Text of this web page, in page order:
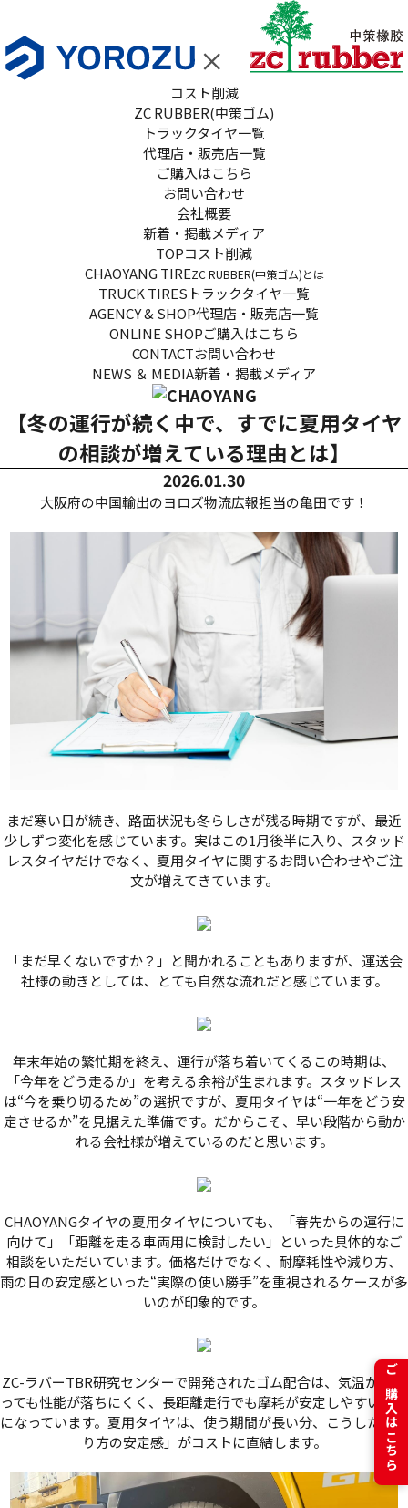
コスト削減
ZC RUBBER(中策ゴム)
トラックタイヤ一覧
代理店・販売店一覧
ご購入はこちら
お問い合わせ
会社概要
新着・掲載メディア
TOPコスト削減
CHAOYANG TIREZC RUBBER(中策ゴム)とは
TRUCK TIRES トラックタイヤ一覧
AGENCY & SHOP代理店・販売店一覧
ONLINE SHOPご購入はこちら
CONTACTお問い合わせ
NEWS ＆ MEDIA新着・掲載メディア
【冬の運行が続く中で、すでに夏用タイヤ
の相談が増えている理由とは】
2026.01.30
大阪府の中国輸出のヨロズ物流広報担当の亀田です！
まだ寒い日が続き、路面状況も冬らしさが残る時期ですが、最近
少しずつ変化を感じています。実はこの1月後半に入り、スタッド
レスタイヤだけでなく、夏用タイヤに関するお問い合わせやご注
文が増えてきています。
「まだ早くないですか？」と聞かれることもありますが、運送会
社様の動きとしては、とても自然な流れだと感じています。
年末年始の繁忙期を終え、運行が落ち着いてくるこの時期は、
「今年をどう走るか」を考える余裕が生まれます。スタッドレス
は“今を乗り切るため”の選択ですが、夏用タイヤは“一年をどう安
定させるか”を見据えた準備です。だからこそ、早い段階から動か
れる会社様が増えているのだと思います。
CHAOYANGタイヤの夏用タイヤについても、「春先からの運行に
向けて」「距離を走る車両用に検討したい」といった具体的なご
相談をいただいています。価格だけでなく、耐摩耗性や減り方、
雨の日の安定感といった“実際の使い勝手”を重視されるケースが多
いのが印象的です。
ZC-ラバーTBR研究センターで開発されたゴム配合は、気温が上が
っても性能が落ちにくく、長距離走行でも摩耗が安定しやすい設計
になっています。夏用タイヤは、使う期間が長い分、こうした「減
り方の安定感」がコストに直結します。
ご購入はこちら